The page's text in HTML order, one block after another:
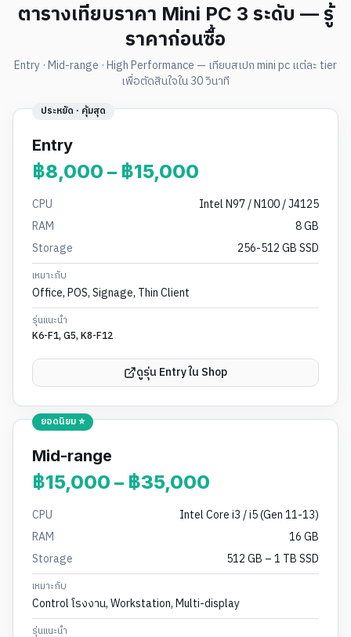
ตารางเทียบราคา Mini PC 3 ระดับ — รู้
ราคาก่อนซื้อ
Entry · Mid-range · High Performance — เทียบสเปก mini pc แต่ละ tier
เพื่อตัดสินใจใน 30 วินาที
ประหยัด · คุ้มสุด
Entry
฿8,000 – ฿15,000
CPU
Intel N97 / N100 / J4125
RAM
8 GB
Storage
256-512 GB SSD
เหมาะกับ
Office, POS, Signage, Thin Client
รุ่นแนะนำ
K6-F1, G5, K8-F12
ดูรุ่น Entry ใน Shop
ยอดนิยม ⭐
Mid-range
฿15,000 – ฿35,000
CPU
Intel Core i3 / i5 (Gen 11-13)
RAM
16 GB
Storage
512 GB – 1 TB SSD
เหมาะกับ
Control โรงงาน, Workstation, Multi-display
รุ่นแนะนำ